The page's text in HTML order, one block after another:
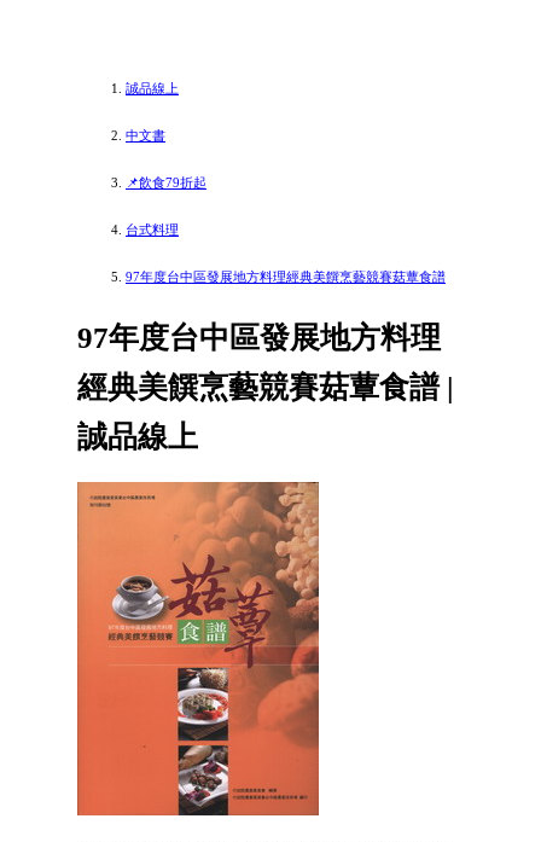
誠品線上
中文書
📌飲食79折起
台式料理
97年度台中區發展地方料理經典美饌烹藝競賽菇蕈食譜
97年度台中區發展地方料理
經典美饌烹藝競賽菇蕈食譜 |
誠品線上